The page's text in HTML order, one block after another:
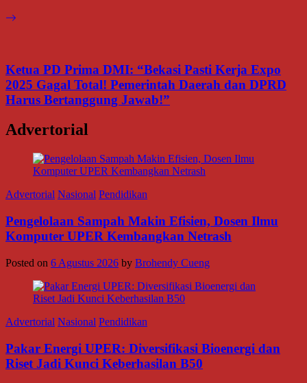
Ketua PD Prima DMI: “Bekasi Pasti Kerja Expo
2025 Gagal Total! Pemerintah Daerah dan DPRD
Harus Bertanggung Jawab!”
Advertorial
Advertorial Nasional Pendidikan
Pengelolaan Sampah Makin Efisien, Dosen Ilmu
Komputer UPER Kembangkan Netrash
Posted on 6 Agustus 2026 by Brohendy Cueng
Advertorial Nasional Pendidikan
Pakar Energi UPER: Diversifikasi Bioenergi dan
Riset Jadi Kunci Keberhasilan B50